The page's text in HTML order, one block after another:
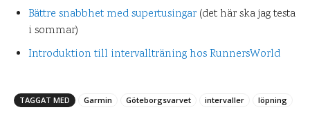
Bättre snabbhet med supertusingar (det här ska jag testa
i sommar)
Introduktion till intervallträning hos RunnersWorld
TAGGAT MED Garmin Göteborgsvarvet intervaller löpning